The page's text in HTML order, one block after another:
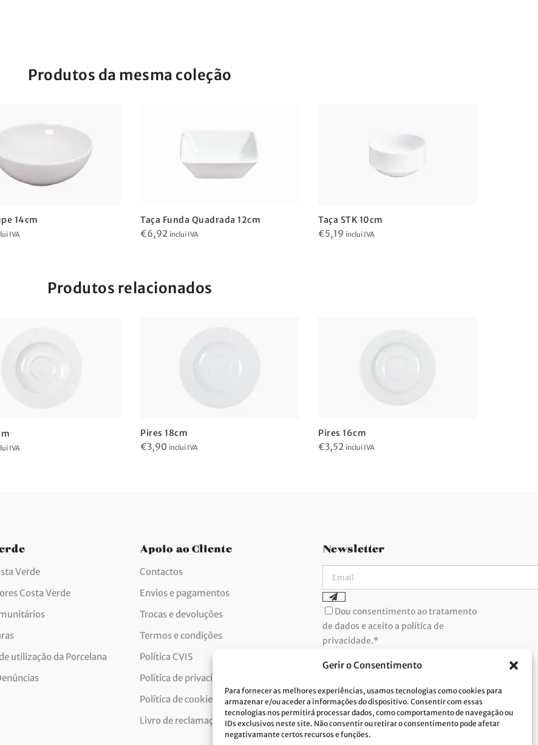
Gerir o Consentimento
Para fornecer as melhores experiências, usamos tecnologias como cookies para
armazenar e/ou aceder a informações do dispositivo. Consentir com essas
tecnologias nos permitirá processar dados, como comportamento de navegação ou
IDs exclusivos neste site. Não consentir ou retirar o consentimento pode afetar
negativamante certos recursos e funções.
Produtos da mesma coleção
14cm
IVA
Taça Funda Quadrada 12cm
€6,92 inclui IVA
Taça STK 10cm
€5,19 inclui IVA
Produtos relacionados
IVA
Pires 18cm
€3,90 inclui IVA
Pires 16cm
€3,52 inclui IVA
Verde
Costa Verde
utilização da Porcelana
Apoio ao Cliente
Contactos
Envios e pagamentos
Trocas e devoluções
Termos e condições
Política CVIS
Política de privacidade
Política de cookies
Livro de reclamações
Newsletter
Dou consentimento ao tratamento
de dados e aceito a política de
privacidade.*
implementação do RGPD. Para tratarmos os
seus dados pessoais, precisamos do seu
Política de Privacidade.